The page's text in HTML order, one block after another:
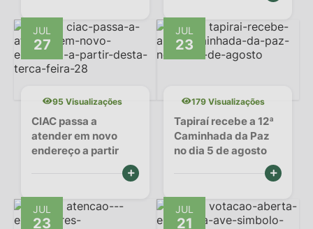
Galeria de Vídeos
Secretarias
Licitações
Links
JUL
27
95 Visualizações
CIAC passa a
atender em novo
endereço a partir
VER MAIS
JUL
23
179 Visualizações
Tapiraí recebe a 12ª
Caminhada da Paz
no dia 5 de agosto
VER MAIS
JUL
23
JUL
21